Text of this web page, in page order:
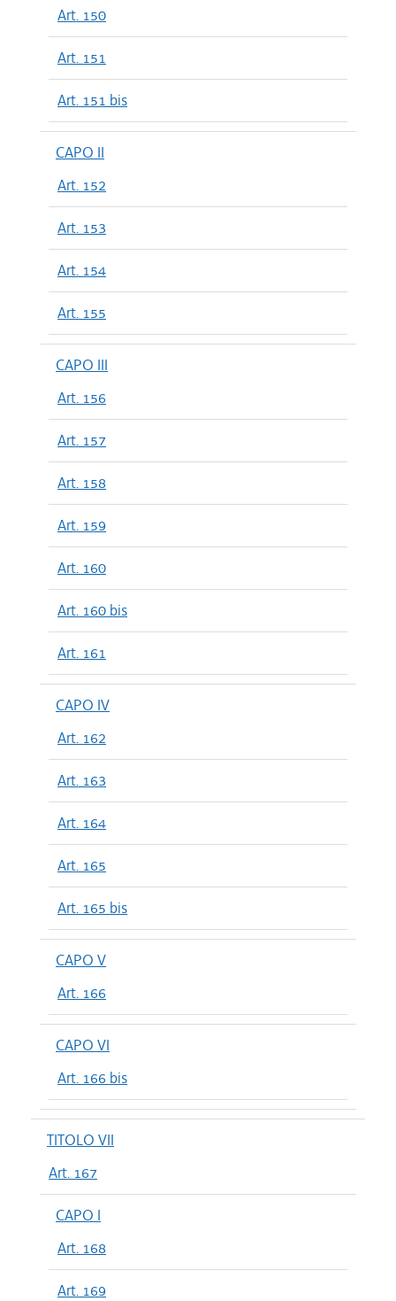
Art. 150
Art. 151
Art. 151 bis
CAPO II
Art. 152
Art. 153
Art. 154
Art. 155
CAPO III
Art. 156
Art. 157
Art. 158
Art. 159
Art. 160
Art. 160 bis
Art. 161
CAPO IV
Art. 162
Art. 163
Art. 164
Art. 165
Art. 165 bis
CAPO V
Art. 166
CAPO VI
Art. 166 bis
TITOLO VII
Art. 167
CAPO I
Art. 168
Art. 169